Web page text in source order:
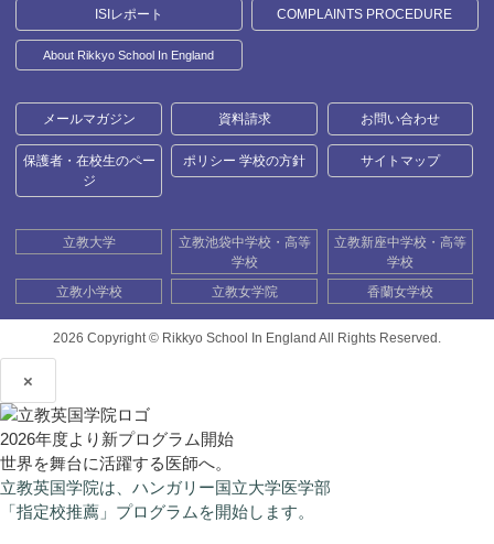
ISIレポート COMPLAINTS PROCEDURE
About Rikkyo School In England
メールマガジン 資料請求 お問い合わせ
保護者・在校生のペー
ジ
ポリシー 学校の方針 サイトマップ
立教大学
立教池袋中学校・高等
学校
立教新座中学校・高等
学校
立教小学校
立教女学院 香蘭女学校
2026 Copyright © Rikkyo School In England All Rights Reserved.
×
2026年度より新プログラム開始
世界を舞台に活躍する医師へ。
立教英国学院は、ハンガリー国立大学医学部
「指定校推薦」プログラムを開始します。